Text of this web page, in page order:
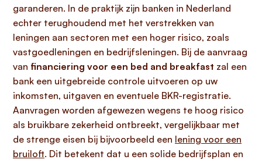
garanderen. In de praktijk zijn banken in Nederland
echter terughoudend met het verstrekken van
leningen aan sectoren met een hoger risico, zoals
vastgoedleningen en bedrijfsleningen. Bij de aanvraag
van financiering voor een bed and breakfast zal een
bank een uitgebreide controle uitvoeren op uw
inkomsten, uitgaven en eventuele BKR-registratie.
Aanvragen worden afgewezen wegens te hoog risico
als bruikbare zekerheid ontbreekt, vergelijkbaar met
de strenge eisen bij bijvoorbeeld een lening voor een
bruiloft. Dit betekent dat u een solide bedrijfsplan en